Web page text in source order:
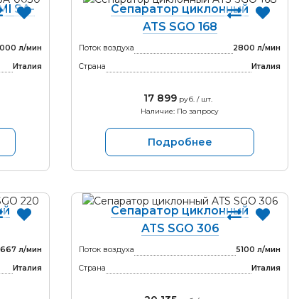
SA-
л/мин
Италия
Сепаратор циклонный
ATS SGO 168
Поток воздуха
2800 л/мин
Страна
Италия
17 899 руб. / шт.
Наличие: По запросу
Подробнее
л/мин
Италия
Сепаратор циклонный
ATS SGO 306
Поток воздуха
5100 л/мин
Страна
Италия